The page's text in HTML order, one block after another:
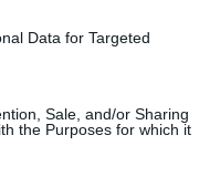
Data for Targeted
Sale, and/or Sharing
the Purposes for which it
ο πρωθυπουργός